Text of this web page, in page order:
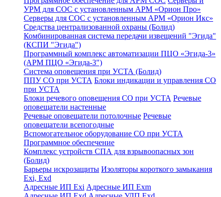
УРМ для СОС с установленным АРМ «Орион Про»
Серверы для СОС с установленным АРМ «Орион Икс»
Средства централизованной охраны (Болид)
Комбинированная система передачи извещений "Эгида"
(КСПИ "Эгида")
Программный комплекс автоматизации ПЦО «Эгида-3»
(АРМ ПЦО «Эгида-3")
Система оповещения при УСТА (Болид)
ППУ СО при УСТА Блоки индикации и управления СО
при УСТА
Блоки речевого оповещения СО при УСТА Речевые
оповещатели настенные
Речевые оповещатели потолочные Речевые
оповещатели всепогодные
Вспомогательное оборудование СО при УСТА
Программное обеспечение
Комплекс устройств СПА для взрывоопасных зон
(Болид)
Барьеры искрозащиты Изоляторы короткого замыкания
Exi, Exd
Адресные ИП Exi Адресные ИП Exm